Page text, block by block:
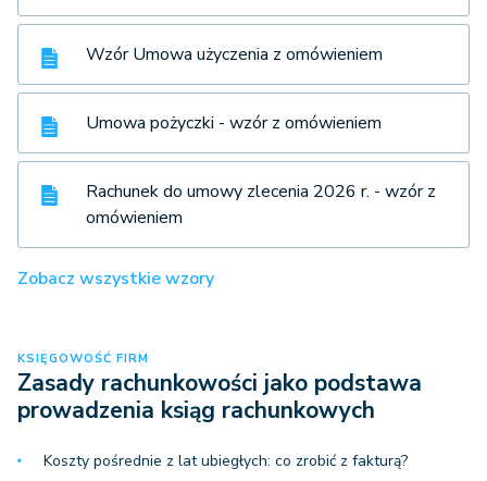
Wzór Umowa użyczenia z omówieniem
Umowa pożyczki - wzór z omówieniem
Rachunek do umowy zlecenia 2026 r. - wzór z
omówieniem
Zobacz wszystkie wzory
KSIĘGOWOŚĆ FIRM
Zasady rachunkowości jako podstawa
prowadzenia ksiąg rachunkowych
Koszty pośrednie z lat ubiegłych: co zrobić z fakturą?